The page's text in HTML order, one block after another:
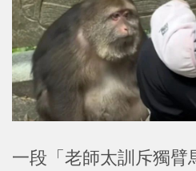
一段「老師太訓斥獨臂